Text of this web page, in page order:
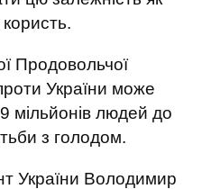
Продовольчої
України може
мільйонів людей до
з голодом.
України Володимир